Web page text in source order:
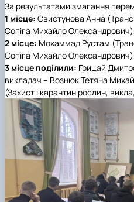
За результатами змагання
1 місце: Свистунова Анна
Сопіга Михайло
2 місце: Мохаммад Рустам
Сопіга Михайло
3 місце поділили: Грицай
викладач – Вознюк Тетяна
(Захист і карантин рослин,